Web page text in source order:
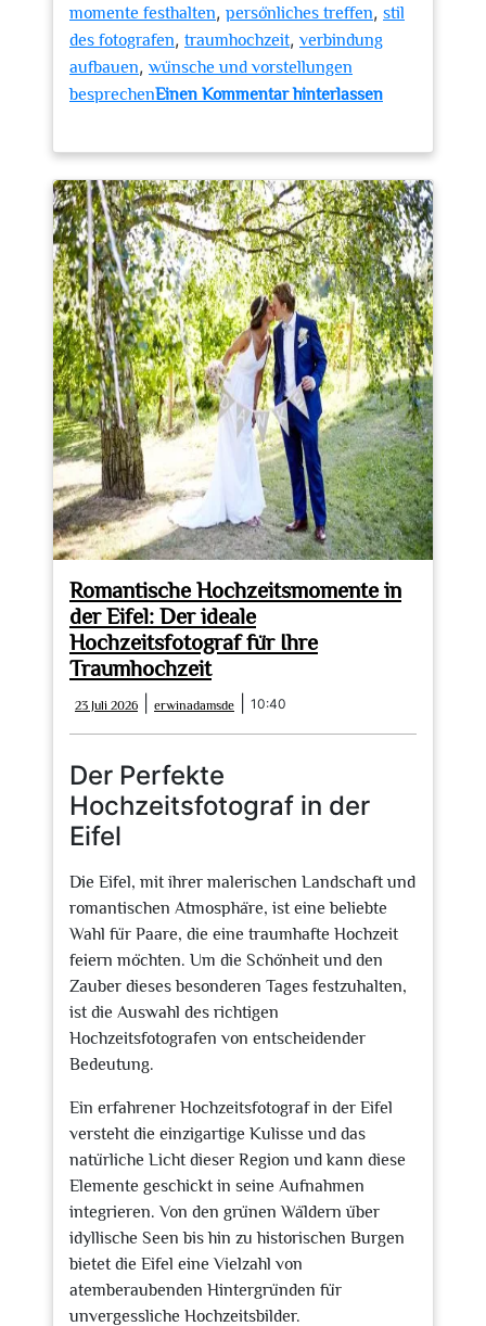
momente festhalten, persönliches treffen, stil
des fotografen, traumhochzeit, verbindung
aufbauen, wünsche und vorstellungen
besprechenEinen Kommentar hinterlassen
Deidesheim:
Der
ideale
Hochzeitsfotograf
für
unvergessliche
Erinnerungen
Romantische Hochzeitsmomente in
der Eifel: Der ideale
Hochzeitsfotograf für Ihre
Traumhochzeit
23 Juli 2026
Juli
2026
erwinadamsde erwinadamsde
10:40
Der Perfekte
Hochzeitsfotograf in der
Eifel
Die Eifel, mit ihrer malerischen Landschaft und
romantischen Atmosphäre, ist eine beliebte
Wahl für Paare, die eine traumhafte Hochzeit
feiern möchten. Um die Schönheit und den
Zauber dieses besonderen Tages festzuhalten,
ist die Auswahl des richtigen
Hochzeitsfotografen von entscheidender
Bedeutung.
Ein erfahrener Hochzeitsfotograf in der Eifel
versteht die einzigartige Kulisse und das
natürliche Licht dieser Region und kann diese
Elemente geschickt in seine Aufnahmen
integrieren. Von den grünen Wäldern über
idyllische Seen bis hin zu historischen Burgen
bietet die Eifel eine Vielzahl von
atemberaubenden Hintergründen für
unvergessliche Hochzeitsbilder.